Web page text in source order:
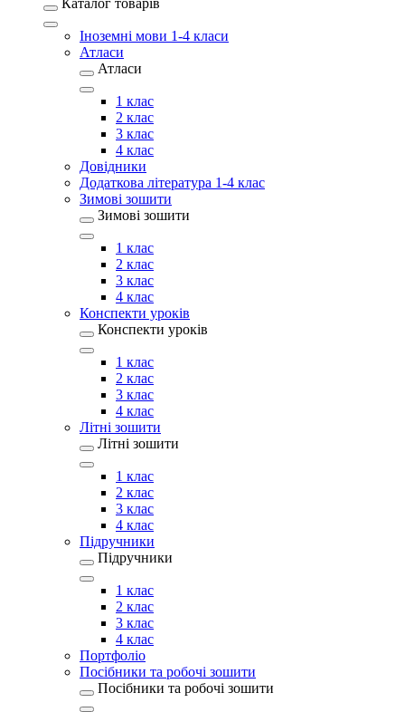
Каталог товарів
Іноземні мови 1-4 класи
Атласи
Атласи
1 клас
2 клас
3 клас
4 клас
Довідники
Додаткова література 1-4 клас
Зимові зошити
Зимові зошити
1 клас
2 клас
3 клас
4 клас
Конспекти уроків
Конспекти уроків
1 клас
2 клас
3 клас
4 клас
Літні зошити
Літні зошити
1 клас
2 клас
3 клас
4 клас
Підручники
Підручники
1 клас
2 клас
3 клас
4 клас
Портфоліо
Посібники та робочі зошити
Посібники та робочі зошити